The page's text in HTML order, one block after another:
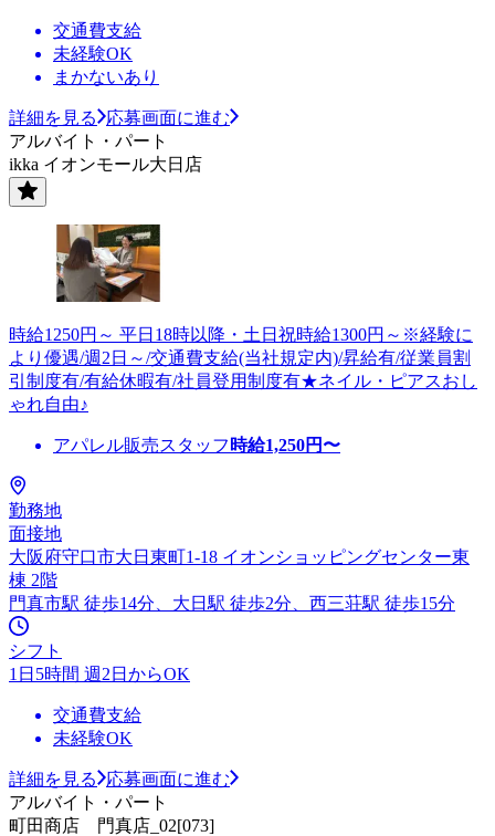
交通費支給
未経験OK
まかないあり
詳細を見る
応募画面に進む
アルバイト・パート
ikka イオンモール大日店
時給1250円～ 平日18時以降・土日祝時給1300円～※経験に
より優遇/週2日～/交通費支給(当社規定内)/昇給有/従業員割
引制度有/有給休暇有/社員登用制度有★ネイル・ピアスおし
ゃれ自由♪
アパレル販売スタッフ 時給1,250円〜
勤務地
面接地
大阪府守口市大日東町1-18 イオンショッピングセンター東
棟 2階
門真市駅 徒歩14分、大日駅 徒歩2分、西三荘駅 徒歩15分
シフト
1日5時間 週2日からOK
交通費支給
未経験OK
詳細を見る
応募画面に進む
アルバイト・パート
町田商店 門真店_02[073]